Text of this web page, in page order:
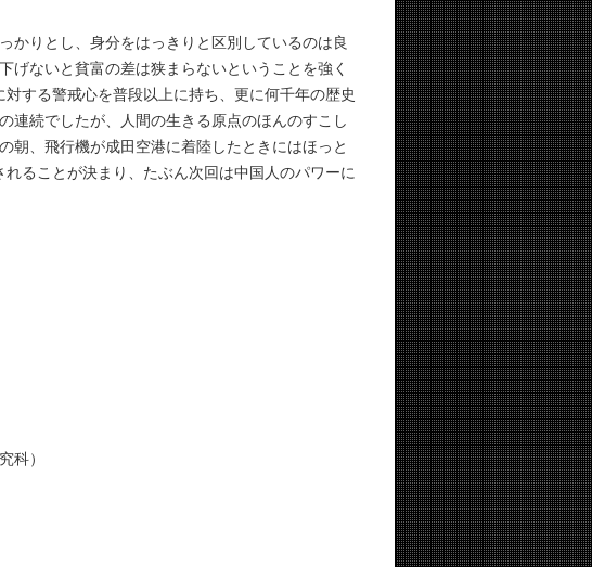
りとし、身分をはっきりと区別しているのは良
げないと貧富の差は狭まらないということを強く
する警戒心を普段以上に持ち、更に何千年の歴史
連続でしたが、人間の生きる原点のほんのすこし
朝、飛行機が成田空港に着陸したときにはほっと
ることが決まり、たぶん次回は中国人のパワーに
科）